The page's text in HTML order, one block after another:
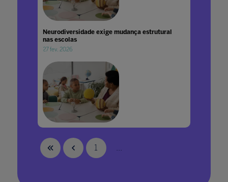
Neurodiversidade exige mudança estrutural
nas escolas
27 fev. 2026
caminhos para uma educação com equidade
08 abr. 2025 1